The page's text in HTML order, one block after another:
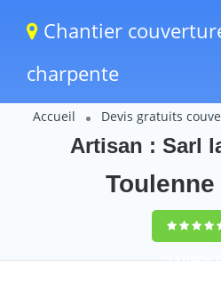
Chantier
charpente
Accueil Devis gratuits
Artisan : Sarl
Toulenne
9,5(100%)